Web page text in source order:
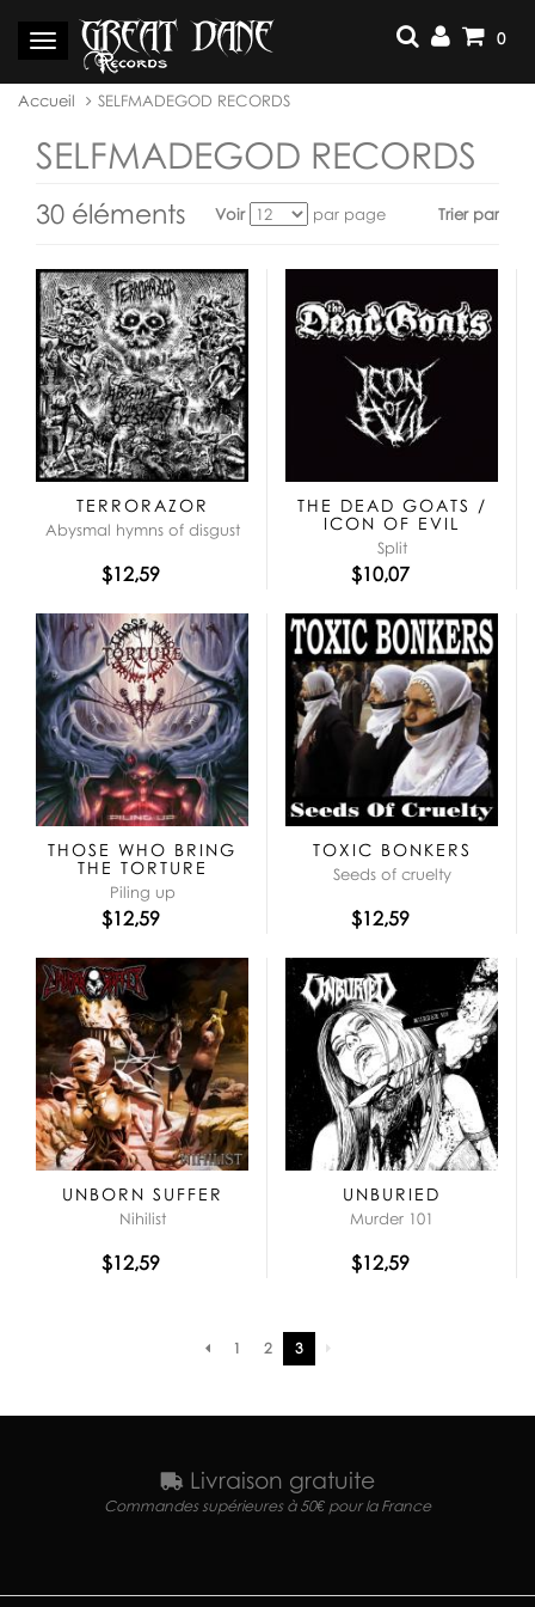
contenu
Basculer
navigation
0
Vous
ici :
Accueil SELFMADEGOD RECORDS
SELFMADEGOD RECORDS
30 éléments Voir par page Trier par
en
tant
TERRORAZOR
Abysmal hymns of disgust
$12,59
THE DEAD GOATS /
ICON OF EVIL
Split
$10,07
THOSE WHO BRING
THE TORTURE
Piling up
$12,59
TOXIC BONKERS
Seeds of cruelty
$12,59
UNBORN SUFFER
Nihilist
$12,59
UNBURIED
Murder 101
$12,59
Pagination
1 2 3
Livraison gratuite
Commandes supérieures à 50€ pour la France